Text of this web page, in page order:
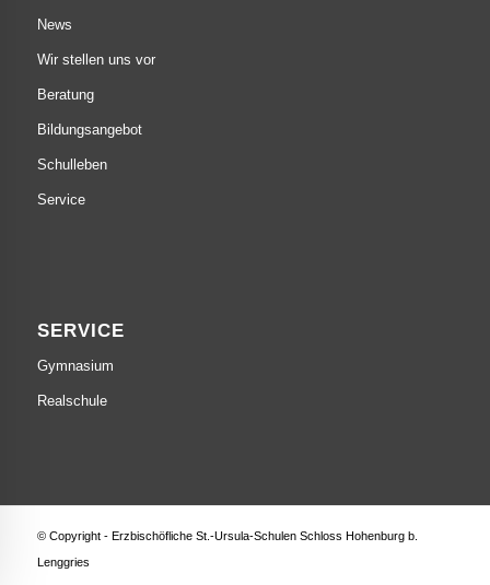
News
Wir stellen uns vor
Beratung
Bildungsangebot
Schulleben
Service
SERVICE
Gymnasium
Realschule
© Copyright - Erzbischöfliche St.-Ursula-Schulen Schloss Hohenburg b.
Lenggries